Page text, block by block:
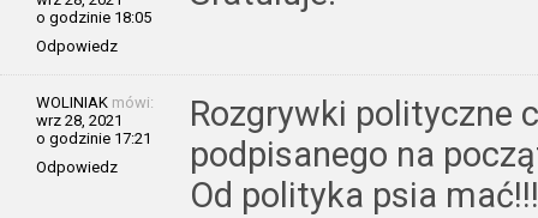
o godzinie 18:05
Odpowiedz
WOLINIAK mówi:
wrz 28, 2021
o godzinie 17:21
Odpowiedz
Rozgrywki polityczne
podpisanego na
Od polityka psia mać!!!